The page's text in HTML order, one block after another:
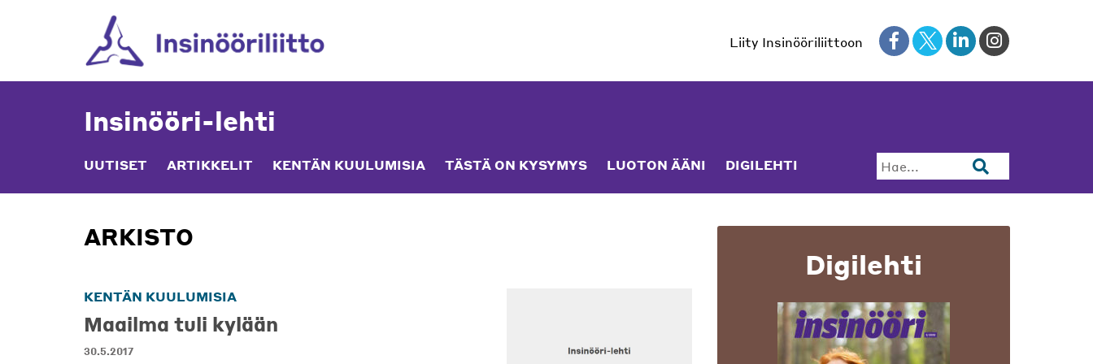
Liity Insinööriliittoon
Insinööri-lehti
UUTISET ARTIKKELIT KENTÄN KUULUMISIA TÄSTÄ ON KYSYMYS LUOTON ÄÄNI DIGILEHTI Hae...
ARKISTO
KENTÄN KUULUMISIA
Maailma tuli kylään
30.5.2017
Digilehti